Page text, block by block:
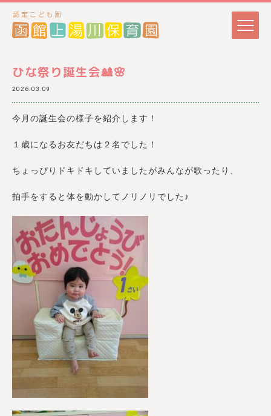
ひな祭り誕生会🎎🌸
2026.03.09
今月の誕生会の様子を紹介します！
１歳になるお友だちは２名でした！
ちょっぴりドキドキしていましたがみんなが歌ったり、
拍手をすると体を動かしてノリノリでした♪